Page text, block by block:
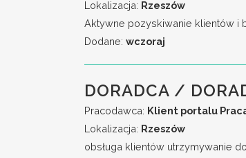
Lokalizacja: Rzeszów
Aktywne pozyskiwanie klientów i
Dodane: wczoraj
DORADCA /
Pracodawca: Klient portalu
Lokalizacja: Rzeszów
obsługa klientów utrzymywanie